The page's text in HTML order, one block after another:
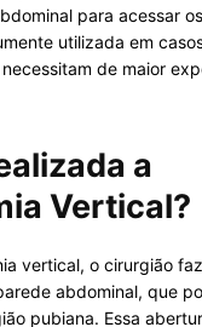
para acessar
utilizada em
de maior
a
Vertical?
vertical, o cirurgião
abdominal, que
pubiana. Essa